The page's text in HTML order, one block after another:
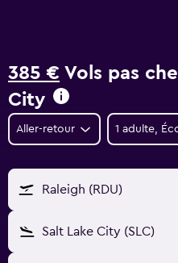
385 € Vols pas
City
Aller-retour 1 adulte,
Raleigh (RDU)
Salt Lake City (SLC)